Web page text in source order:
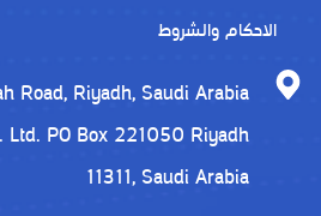
الاحكام والشروط
PO Box 221050 Riyadh
11311, Saudi Arabia